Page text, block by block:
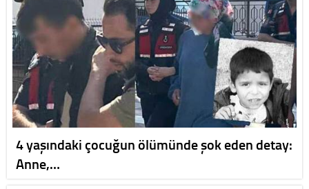
4 yaşındaki çocuğun ölümünde şok eden detay:
Anne,…